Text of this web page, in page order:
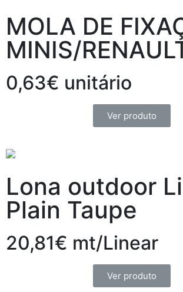
MOLA DE
MINIS/
0,63€ unitário
Ver produto
Lona outdoor
Plain Taupe
20,81€ mt/Linear
Ver produto